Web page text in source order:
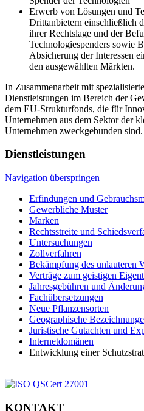
Erwerb von Lösungen und
Drittanbietern einschließlich
ihrer Rechtslage und der
Technologiespenders sowie
Absicherung der Interessen
den ausgewählten Märkten.
In Zusammenarbeit mit
Dienstleistungen im Bereich der
dem EU-Strukturfonds, die für
Unternehmen aus dem Sektor der
Unternehmen zweckgebunden sind.
Dienstleistungen
Navigation überspringen
Erfindungen und
Gewerbliche Muster
Marken
Rechtsstreite und
Untersuchungen
Zollverfahren
Bekämpfung des unlauteren
Verträge zum geistigen
Jahresgebühren und
Fachübersetzungen
Neue Pflanzensorten
Geographische
Juristische Gutachten und
Internetdomänen
Entwicklung einer
KONTAKT